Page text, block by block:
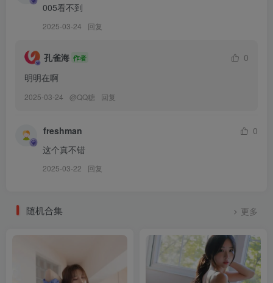
005看不到
2025-03-24 回复
孔雀海 作者
0
明明在啊
2025-03-24 @QQ糖 回复
freshman
0
这个真不错
2025-03-22 回复
随机合集 更多